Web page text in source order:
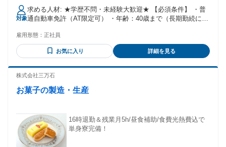
更なし） 【年収例】 390万円（入社2年目／一般） 440万円
（入社4年目／一般）
対象
求める人材: ★学歴不問・未経験大歓迎★ 【必須条件】 ・普
通自動車免許（AT限定可） ・年齢：40歳まで（長期勤続によ
タリ！／ ・宅配の再配達に疲れてしまった… ・一人で運転す
る時間が好き！ ・安定した企業で長く働きたい ・未経験から
ドライバーに挑戦したい ・手に職（免許）をつけたい！ 【お
動車免許以上 ・配送や運転の実務経験がある方
雇用形態： 正社員
お気に入り 詳細を見る
株式会社三万石
お菓子の製造・生産
16時退勤＆残業月5h/昼食補助/食費光熱費込で
単身寮完備！